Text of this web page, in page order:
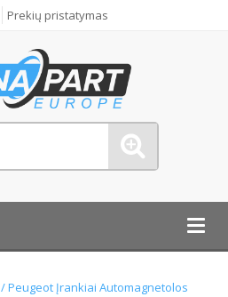
Prekių pristatymas
/ Peugeot Įrankiai Automagnetolos